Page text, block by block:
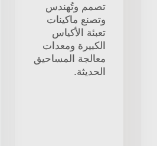
تصمم وتُهندس
وتصنع ماكينات
تعبئة الأكياس
الكبيرة ومعدات
معالجة المساحيق
الحديثة.